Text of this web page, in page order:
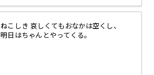
ねこしき 哀しくてもおなかは空くし、
明日はちゃんとやってくる。